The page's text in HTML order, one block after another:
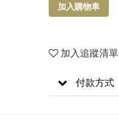
加入購物車
加入追蹤清單
付款方式